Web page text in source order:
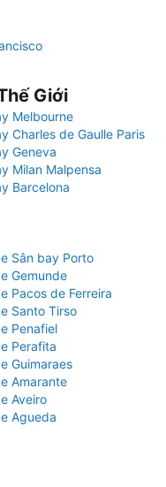
Giới
Melbourne
Charles de Gaulle Paris
Geneva
Milan Malpensa
Barcelona
Sân bay Porto
Gemunde
Pacos de Ferreira
Santo Tirso
Penafiel
Perafita
Guimaraes
Amarante
Aveiro
Agueda